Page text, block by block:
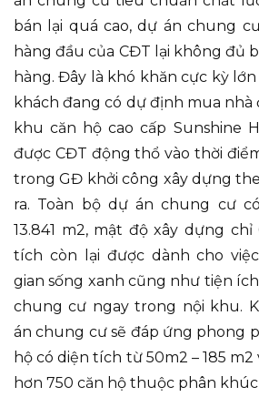
bán lại quá cao, dự án chung
hàng đầu của CĐT lại không đủ
hàng. Đây là khó khăn cực kỳ
khách đang có dự định mua nhà
khu căn hộ cao cấp Sunshine
được CĐT động thổ vào thời
trong GĐ khởi công xây dựng
ra. Toàn bộ dự án chung cư
13.841 m2, mật độ xây dựng
tích còn lại được dành cho
gian sống xanh cũng như tiện
chung cư ngay trong nội khu.
án chung cư sẽ đáp ứng phong
hộ có diện tích từ 50m2 – 185
hơn 750 căn hộ thuộc phân khúc